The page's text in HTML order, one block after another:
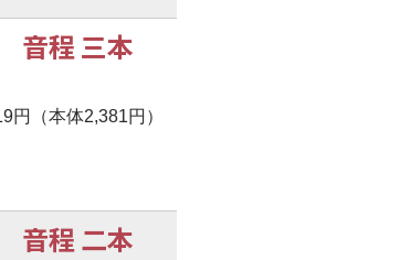
音程 三本
円（本体2,381円）
音程 二本